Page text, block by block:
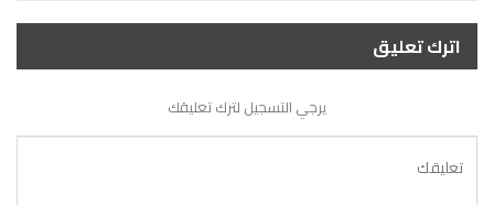
اترك تعليق
يرجي التسجيل لترك تعليقك